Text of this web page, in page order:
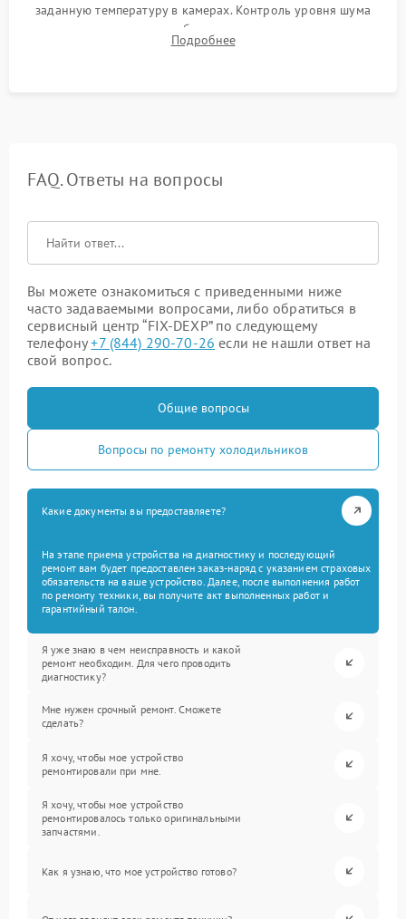
заданную температуру в камерах. Контроль уровня шума
компрессора, отсутствия обмерзания стенок и корректного
срабатывания системы автоматической оттайки.
Подробнее
FAQ. Ответы на вопросы
Вы можете ознакомиться с приведенными ниже
часто задаваемыми вопросами, либо обратиться в
сервисный центр “FIX-DEXP” по следующему
телефону+7 (844) 290-70-26 если не нашли ответ на
свой вопрос.
Общие вопросы
Вопросы по ремонту холодильников
Какие документы вы предоставляете?
На этапе приема устройства на диагностику и последующий
ремонт вам будет предоставлен заказ-наряд с указанием страховых
обязательств на ваше устройство. Далее, после выполнения работ
по ремонту техники, вы получите акт выполненных работ и
гарантийный талон.
Я уже знаю в чем неисправность и какой
ремонт необходим. Для чего проводить
диагностику?
Мне нужен срочный ремонт. Сможете
сделать?
Я хочу, чтобы мое устройство
ремонтировали при мне.
Я хочу, чтобы мое устройство
ремонтировалось только оригинальными
запчастями.
Как я узнаю, что мое устройство готово?